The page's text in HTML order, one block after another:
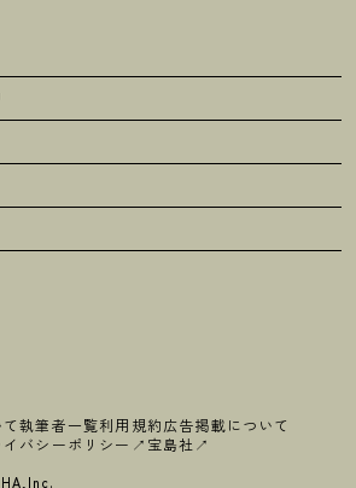
て執筆者一覧利用規約広告掲載について
イバシーポリシー 宝島社